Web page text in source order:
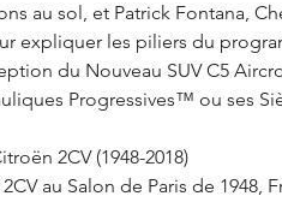
au sol, et Patrick Fontana,
expliquer les piliers du
du Nouveau SUV C5
Progressives™ ou ses
2CV (1948-2018)
au Salon de Paris de 1948,